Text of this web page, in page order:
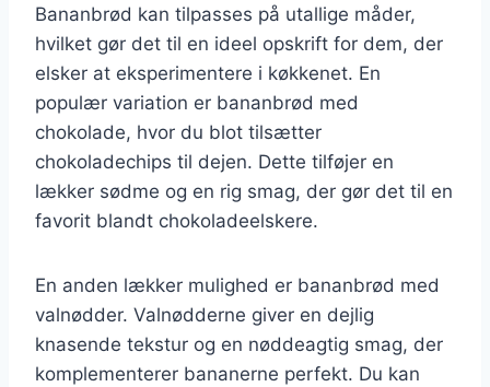
Bananbrød kan tilpasses på utallige måder,
hvilket gør det til en ideel opskrift for dem, der
elsker at eksperimentere i køkkenet. En
populær variation er bananbrød med
chokolade, hvor du blot tilsætter
chokoladechips til dejen. Dette tilføjer en
lækker sødme og en rig smag, der gør det til en
favorit blandt chokoladeelskere.
En anden lækker mulighed er bananbrød med
valnødder. Valnødderne giver en dejlig
knasende tekstur og en nøddeagtig smag, der
komplementerer bananerne perfekt. Du kan